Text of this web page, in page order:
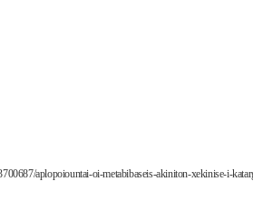
aplopoiountai-oi-metabibaseis-akiniton-xekinise-i-